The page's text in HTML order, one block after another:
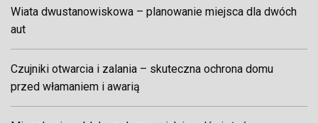
Wiata dwustanowiskowa – planowanie miejsca dla dwóch
aut
Czujniki otwarcia i zalania – skuteczna ochrona domu
przed włamaniem i awarią